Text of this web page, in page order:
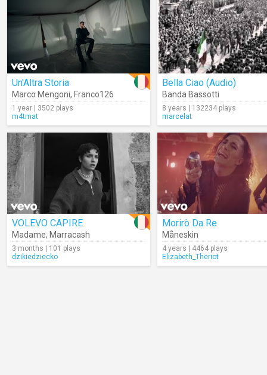
Un'Altra Storia
Marco Mengoni, Franco126
1 year | 3502 plays
m4tmat
Bella Ciao (Audio)
Banda Bassotti
8 years | 132234 plays
marcelat
VOLEVO CAPIRE
Madame, Marracash
3 months | 101 plays
dzikiedziecko
Morirò Da Re
Måneskin
4 years | 4464 plays
Elizabeth_Theriot